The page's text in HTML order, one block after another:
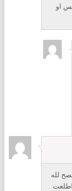
او
لله
اطلعت